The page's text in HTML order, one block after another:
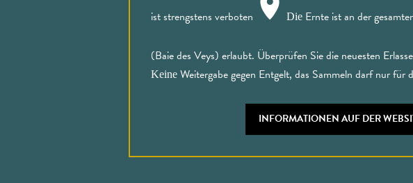
ist strengstens verboten Die Ernte ist an der
(Baie des Veys) erlaubt. Überprüfen Sie die neuesten
Keine Weitergabe gegen Entgelt, das Sammeln darf nur für
INFORMATIONEN AUF DER